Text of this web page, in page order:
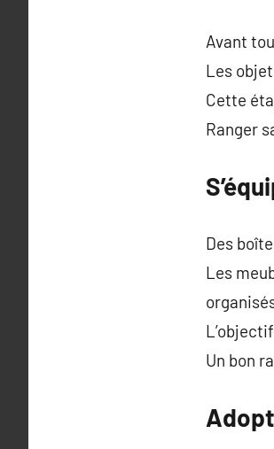
Avant
Les
Cette
Ranger
Des
Les
Un bon